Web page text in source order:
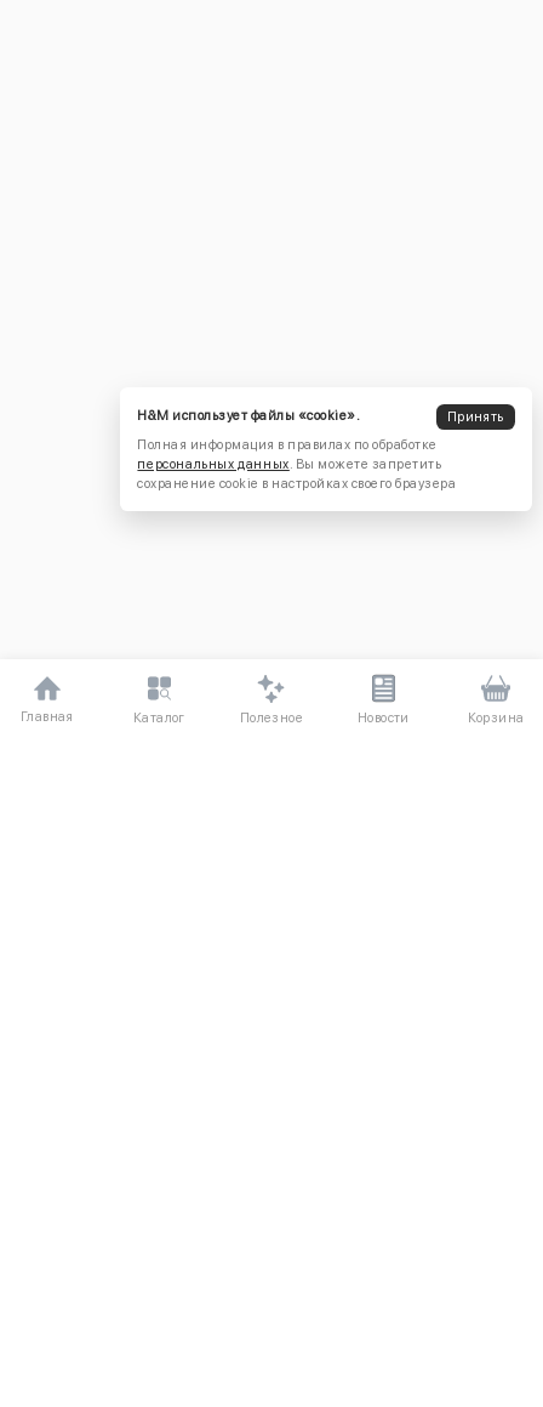
Главная Каталог Полезное Новости Корзина
H&M использует файлы «cookie».
Принять
Полная информация в правилах по обработке
персональных данных. Вы можете запретить
сохранение cookie в настройках своего браузера